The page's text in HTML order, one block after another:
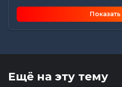
В Могилеве предали
жертв геноцида...
Погода 8 августа в
Общество -07.08.2026 14:32
Ещё на эту тему